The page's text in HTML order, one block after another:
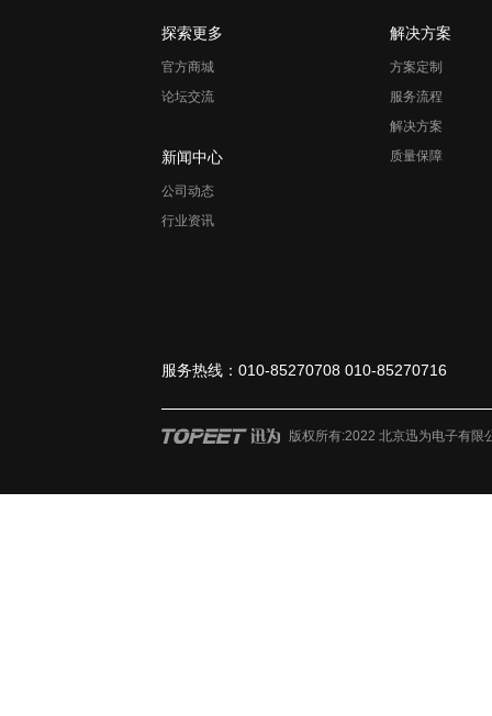
探索更多
官方商城
论坛交流
新闻中心
公司动态
行业资讯
解决方案
方案定制
服务流程
解决方案
质量保障
服务热线：010-85270708 010-85270716
版权所有:2022 北京迅为电子有